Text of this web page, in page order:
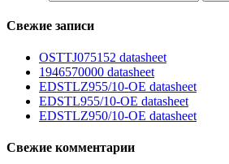
Свежие записи
OSTTJ075152 datasheet
1946570000 datasheet
EDSTLZ955/10-OE datasheet
EDSTL955/10-OE datasheet
EDSTLZ950/10-OE datasheet
Свежие комментарии